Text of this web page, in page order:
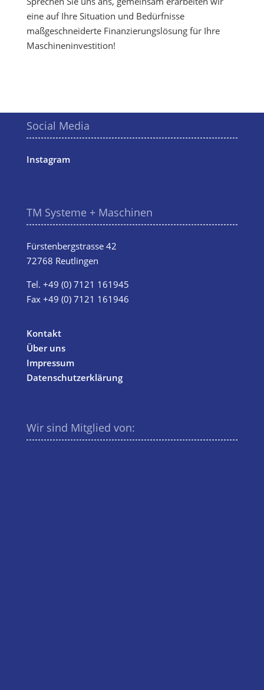
eine auf Ihre Situation und Bedürfnisse
maßgeschneiderte Finanzierungslösung für Ihre
Maschineninvestition!
Social Media
Instagram
TM Systeme + Maschinen
Fürstenbergstrasse 42
72768 Reutlingen
Tel. +49 (0) 7121 161945
Fax +49 (0) 7121 161946
Kontakt
Über uns
Impressum
Datenschutzerklärung
Wir sind Mitglied von: